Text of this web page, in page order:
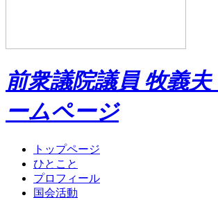
前衆議院議員 牧義
ームページ
トップページ
ひとこと
プロフィール
国会活動